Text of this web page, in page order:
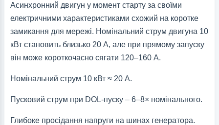
Асинхронний двигун у момент старту за своїми
електричними характеристиками схожий на коротке
замикання для мережі. Номінальний струм двигуна 10
кВт становить близько 20 А, але при прямому запуску
він може короткочасно сягати 120–160 А.
Номінальний струм 10 кВт ≈ 20 А.
Пусковий струм при DOL-пуску – 6–8× номінального.
Глибоке просідання напруги на шинах генератора.